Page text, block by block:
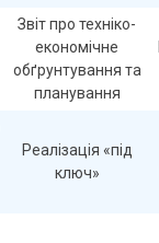
Звіт про техніко-
економічне
обґрунтування та
планування
Реалізація «під
ключ»